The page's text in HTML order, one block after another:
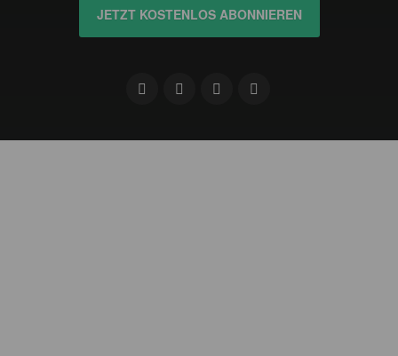
JETZT KOSTENLOS ABONNIEREN